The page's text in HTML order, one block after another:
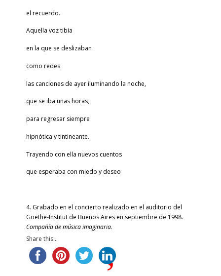
el recuerdo.
Aquella voz tibia
en la que se deslizaban
como redes
las canciones de ayer iluminando la noche,
que se iba unas horas,
para regresar siempre
hipnótica y tintineante.
Trayendo con ella nuevos cuentos
que esperaba con miedo y deseo
4. Grabado en el concierto realizado en el auditorio del
Goethe-Institut de Buenos Aires en septiembre de 1998.
Compañía de música imaginaria.
Share this...